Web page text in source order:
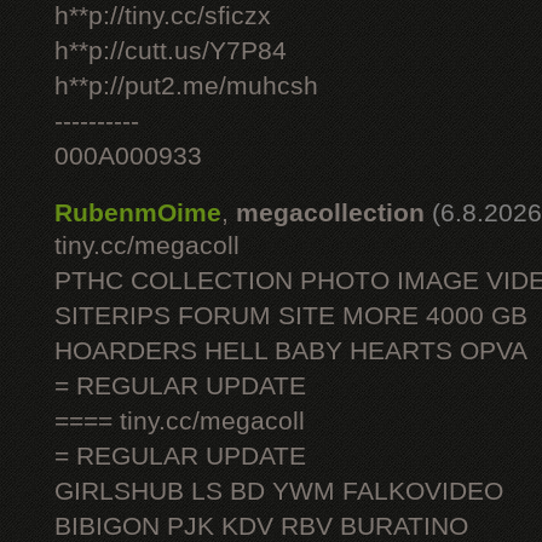
h**p://tiny.cc/sficzx
h**p://cutt.us/Y7P84
h**p://put2.me/muhcsh
----------
000A000933
RubenmOime, megacollection
tiny.cc/megacoll
PTHC COLLECTION PHOTO IMAGE
SITERIPS FORUM SITE MORE 4000 GB
HOARDERS HELL BABY HEARTS OPVA
= REGULAR UPDATE
==== tiny.cc/megacoll
= REGULAR UPDATE
GIRLSHUB LS BD YWM FALKOVIDEO
BIBIGON PJK KDV RBV BURATINO